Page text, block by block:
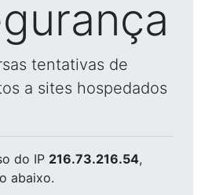
tentativas de
a sites hospedados
do IP 216.73.216.54,
abaixo.